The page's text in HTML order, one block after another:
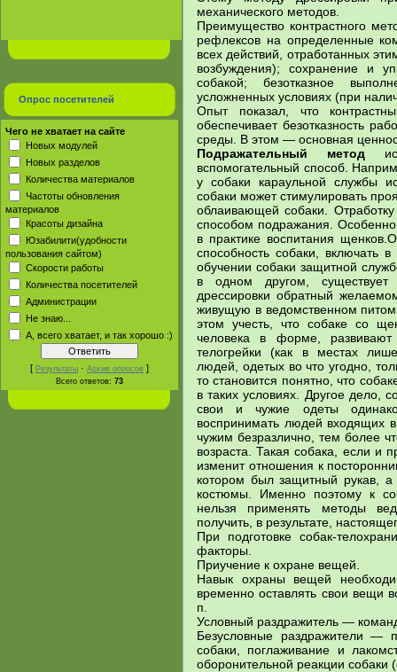
Опрос посетителей
Чего не хватает на сайте
Новых модулей
Новых разделов
Количества материалов
Частоты обновления
материалов
Красоты дизайна
Юзабилити(удобности
пользования сайтом)
Скорости работы
Количества посетителей
Администрации
Не знаю...
А, всего хватает, и так хорошо :)
[ Результаты · Архив опросов ]
Всего ответов: 73
механического методов.
Преимущество контрастного
рефлексов на определенные
всех действий, отработанных
возбуждения); сохранение и
собакой; безотказное
усложненных условиях (при
Опыт показал, что
обеспечивает безотказность
среды. В этом — основная
Подражательный метод
вспомогательный способ.
у собаки караульной службы
собаки может стимулировать
облаивающей собаки.
способом подражания.
в практике воспитания
способность собаки, включать
обучении собаки защитной
в одном другом,
дрессировки обратный
живущую в ведомственном
этом учесть, что собаке со
человека в форме,
телогрейки (как в местах
людей, одетых во что угодно,
то становится понятно, что
в таких условиях. Другое дело,
свои и чужие одеты
воспринимать людей входящих
чужим безразлично, тем более
возраста. Такая собака, если и
изменит отношения к
котором был защитный рукав,
костюмы. Именно поэтому к
нельзя применять методы
получить, в результате,
При подготовке собак-
факторы.
Приучение к охране вещей.
Навык охраны вещей
временно оставлять свои вещи
п.
Условный раздражитель —
Безусловные раздражители —
собаки, поглаживание и
оборонительной реакции собаки